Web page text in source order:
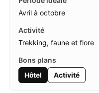
Avril à octobre
Trekking, faune et flore
Hôtel Activité